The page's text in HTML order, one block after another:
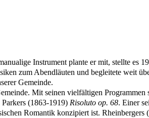
Instrument plante er mit, stellte
zum Abendläuten und begleitete weit
Gemeinde.
Mit seinen vielfältigen
(1863-1919) Risoluto op. 68. Einer
Romantik konzipiert ist. Rheinbergers